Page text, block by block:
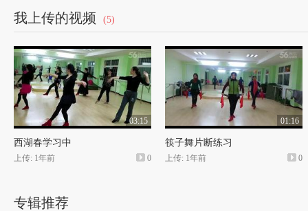
我上传的视频 (5)
03:15
西湖春学习中
上传: 1年前 0
01:16
筷子舞片断练习
上传: 1年前 0
专辑推荐